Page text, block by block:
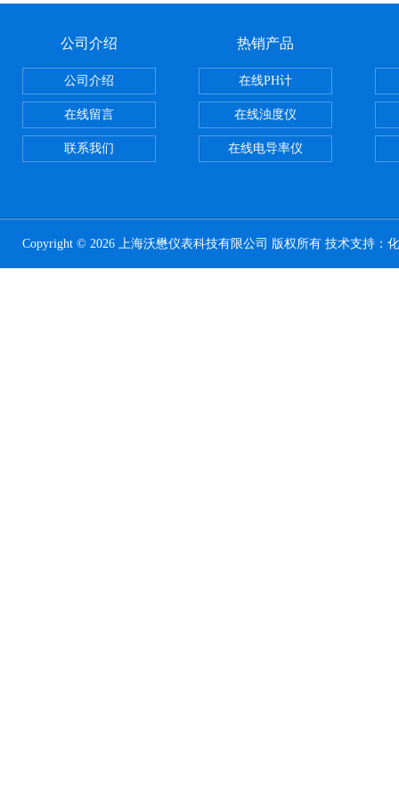
公司介绍
公司介绍
在线留言
联系我们
热销产品
在线PH计
在线浊度仪
在线电导率仪
Copyright © 2026 上海沃懋仪表科技有限公司 版权所有 技术支持：